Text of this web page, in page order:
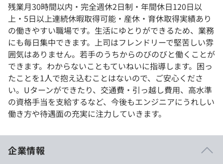
残業月30時間以内・完全週休2日制・年間休日120日以
上・5日以上連続休暇取得可能・産休・育休取得実績あり
の働きやすい職場です。生活にゆとりができるため、業務
にも毎日集中できます。上司はフレンドリーで堅苦しい雰
囲気はありません。若手のうちからのびのびと働くことが
できます。わからないこともていねいに指導します。困っ
たことを1人で抱え込むことはないので、ご安心くださ
い。Uターンができたり、交通費・引っ越し費用、高水準
の資格手当を支給するなど、今後もエンジニアにうれしい
働き方や待遇面の充実に注力していきます。
企業情報